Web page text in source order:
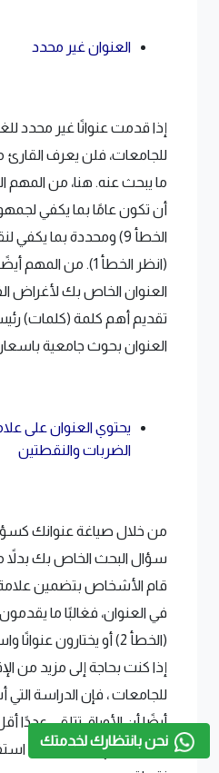
نحن بانتظارك لخدمتك
العنوان غير محدد
إذا قدمت عنوانًا غير محدد
للجامعات، فلن يعرف القارئ
ما يبحث عنه. هنا، من المهم
أن تكون عامًا بما يكفي
الخطأ 9) ومحددة بما
(انظر الخطأ 1). من
العنوان الخاص بك لأغراض
تقديم أهم كلمة (كلمات)
العنوان بحوث جامعية
يحتوي العنوان على
الضربات والنقطتين
من خلال صياغة عنوانك
سؤال البحث الخاص بك بدلاً
قام الأشخاص بتضمين علامة
في العنوان، فغالبًا ما
إذا كنت بحاجة إلى مزيد من
للجامعات ، فإن الدراسة
أيضًا أن الأوراق تتلقى عددًا
كانت تحتوي على علامات